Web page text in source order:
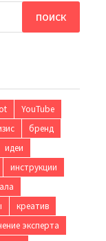
YouTube
бренд
идеи
инструкции
креатив
эксперта